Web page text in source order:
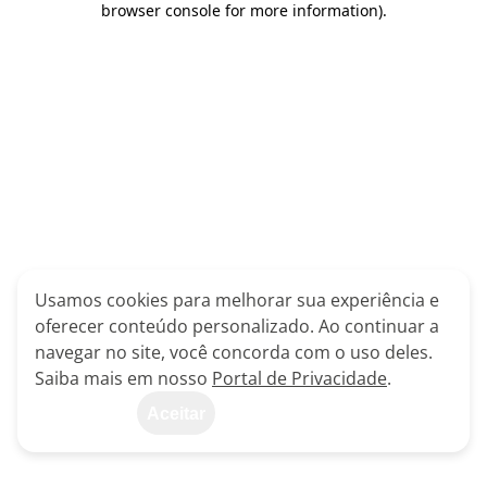
browser console for more information).
Usamos cookies para melhorar sua experiência e
oferecer conteúdo personalizado. Ao continuar a
navegar no site, você concorda com o uso deles.
Saiba mais em nosso Portal de Privacidade.